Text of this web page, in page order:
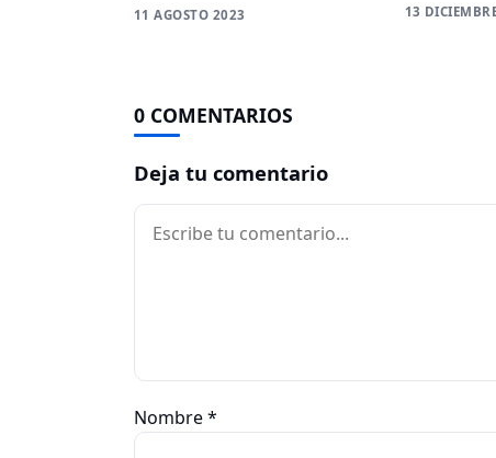
11 AGOSTO 2023 13
0 COMENTARIOS
Deja tu comentario
Comentario
Nombre*